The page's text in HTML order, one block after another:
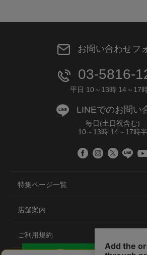
お問い合わせフ
03-5816-
平日 10～13時 14～17
LINEでのお問い
毎日(土日祝含む)
10～13時 14～17時半
特集ページ一覧
店舗案内
ご利用規約